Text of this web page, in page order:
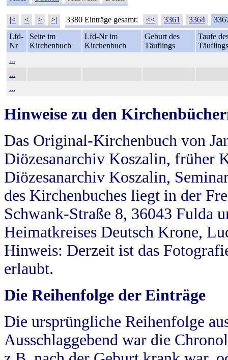
|< < > >| 3380 Einträge gesamt: << 3361 3364
Lfd-
Nr
Seite im
Kirchenbuch
Lfd-Nr im
Kirchenbuch
Geburt des
Täuflings
Taufe
Täuflings
...
...
...
Hinweise zu den
Das Original-Kirchenbuch von
Diözesanarchiv Koszalin, früher
Diözesanarchiv Koszalin,
des Kirchenbuches liegt in der
Schwank-Straße 8, 36043 Fulda
Heimatkreises Deutsch Krone,
Hinweis: Derzeit ist das
erlaubt.
Die Reihenfolge der Einträge
Die ursprüngliche Reihenfolge
Ausschlaggebend war die